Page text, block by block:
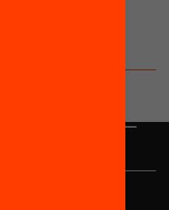
triat Equitat. Rep
per millorar la